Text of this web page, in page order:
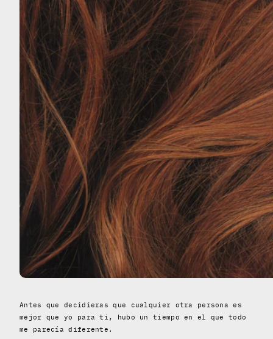
Antes que decidieras que cualquier otra persona es
mejor que yo para ti, hubo un tiempo en el que todo
me parecía diferente.